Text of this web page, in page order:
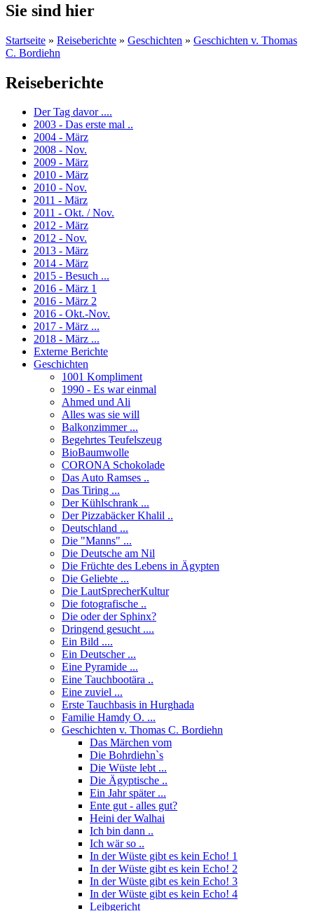
Sie sind hier
Startseite » Reiseberichte » Geschichten » Geschichten v. Thomas
C. Bordiehn
Reiseberichte
Der Tag davor ....
2003 - Das erste mal ..
2004 - März
2008 - Nov.
2009 - März
2010 - März
2010 - Nov.
2011 - März
2011 - Okt. / Nov.
2012 - März
2012 - Nov.
2013 - März
2014 - März
2015 - Besuch ...
2016 - März 1
2016 - März 2
2016 - Okt.-Nov.
2017 - März ...
2018 - März ...
Externe Berichte
Geschichten
1001 Kompliment
1990 - Es war einmal
Ahmed und Ali
Alles was sie will
Balkonzimmer ...
Begehrtes Teufelszeug
BioBaumwolle
CORONA Schokolade
Das Auto Ramses ..
Das Tiring ...
Der Kühlschrank ...
Der Pizzabäcker Khalil ..
Deutschland ...
Die "Manns" ...
Die Deutsche am Nil
Die Früchte des Lebens in Ägypten
Die Geliebte ...
Die LautSprecherKultur
Die fotografische ..
Die oder der Sphinx?
Dringend gesucht ....
Ein Bild ....
Ein Deutscher ...
Eine Pyramide ...
Eine Tauchbootära ..
Eine zuviel ...
Erste Tauchbasis in Hurghada
Familie Hamdy O. ...
Geschichten v. Thomas C. Bordiehn
Das Märchen vom
Die Bohrdiehn`s
Die Wüste lebt ...
Die Ägyptische ..
Ein Jahr später ...
Ente gut - alles gut?
Heini der Walhai
Ich bin dann ..
Ich wär so ..
In der Wüste gibt es kein Echo! 1
In der Wüste gibt es kein Echo! 2
In der Wüste gibt es kein Echo! 3
In der Wüste gibt es kein Echo! 4
Leibgericht